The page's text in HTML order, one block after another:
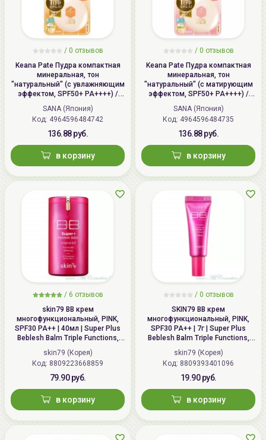
/ 0 отзывов
Keana Pate Пудра компактная
минеральная, тон
"натуральный" (с увлажняющим
эффектом, SPF50+ PA++++) /
SANA PORE PUTTY BB Mineral
Powder
SANA (Япония)
Код: 4964596484742
136.88 руб.
в корзину
/ 0 отзывов
Keana Pate Пудра компактная
минеральная, тон
"натуральный" (с матирующим
эффектом, SPF50+ PA++++) /
SANA PORE PUTTY BB Mineral
Powder
SANA (Япония)
Код: 4964596484735
136.88 руб.
в корзину
/ 6 отзывов
skin79 ВВ крем
многофункциональный, PINK,
SPF30 PA++ | 40мл | Super Plus
Beblesh Balm Triple Functions,
PINK BB Cream, SPF30 PA++
skin79 (Корея)
Код: 8809223668859
79.90 руб.
в корзину
/ 0 отзывов
SKIN79 ВВ крем
многофункциональный, PINK,
SPF30 PA++ | 7г | Super Plus
Beblesh Balm Triple Functions,
PINK BB Cream, SPF30 PA++
skin79 (Корея)
Код: 8809393401096
19.90 руб.
в корзину